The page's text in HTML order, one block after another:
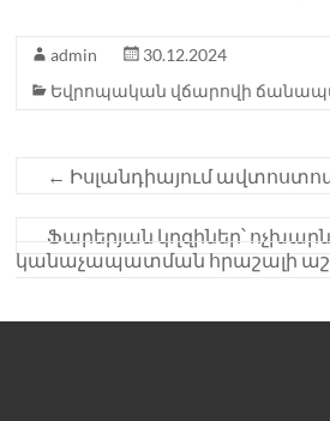
admin
30.12.2024
Եվրոպական վճարովի
← Իսլանդիայում
Ֆարերյան կղզիներ՝
կանաչապատման հրաշալի